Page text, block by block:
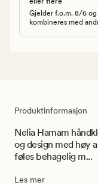
Gjelder f.o.m. 8/6 og
kombineres med
Produktinformasjon
Nelia Hamam
og design med høy
føles behagelig m...
Les mer